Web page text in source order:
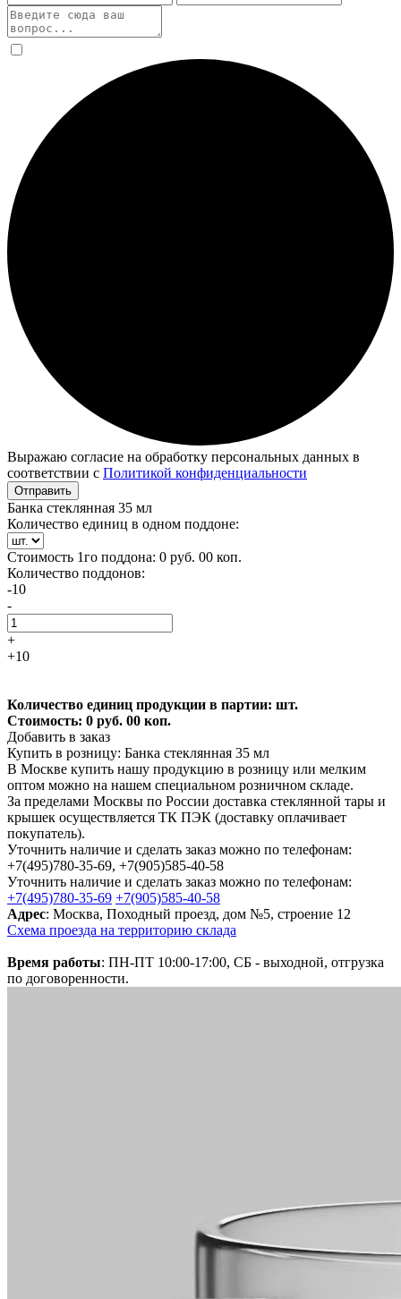
Выражаю согласие на обработку персональных данных в
соответствии с Политикой конфиденциальности
Отправить
Банка стеклянная 35 мл
Количество единиц в одном поддоне:
Стоимость 1го поддона: 0 руб. 00 коп.
Количество поддонов:
-10
-
+
+10
Количество единиц продукции в партии: шт.
Стоимость: 0 руб. 00 коп.
Добавить в заказ
Купить в розницу: Банка стеклянная 35 мл
В Москве купить нашу продукцию в розницу или мелким
оптом можно на нашем специальном розничном складе.
За пределами Москвы по России доставка стеклянной тары и
крышек осуществляется ТК ПЭК (доставку оплачивает
покупатель).
Уточнить наличие и сделать заказ можно по телефонам:
+7(495)780-35-69, +7(905)585-40-58
Уточнить наличие и сделать заказ можно по телефонам:
+7(495)780-35-69 +7(905)585-40-58
Адрес: Москва, Походный проезд, дом №5, строение 12
Схема проезда на территорию склада
Время работы: ПН-ПТ 10:00-17:00, СБ - выходной, отгрузка
по договоренности.